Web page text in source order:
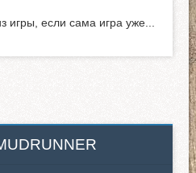
игры, если сама игра уже...